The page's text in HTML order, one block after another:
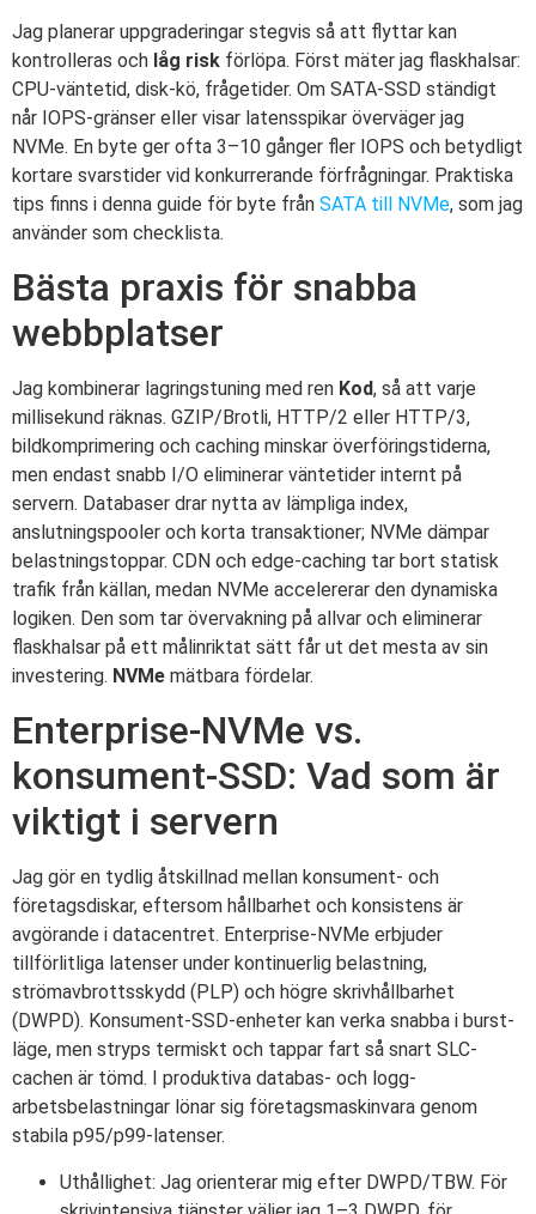
Jag planerar uppgraderingar stegvis så att flyttar kan
kontrolleras och låg risk förlöpa. Först mäter jag flaskhalsar:
CPU-väntetid, disk-kö, frågetider. Om SATA-SSD ständigt
når IOPS-gränser eller visar latensspikar överväger jag
NVMe. En byte ger ofta 3–10 gånger fler IOPS och betydligt
kortare svarstider vid konkurrerande förfrågningar. Praktiska
tips finns i denna guide för byte från SATA till NVMe, som jag
använder som checklista.
Bästa praxis för snabba
webbplatser
Jag kombinerar lagringstuning med ren Kod, så att varje
millisekund räknas. GZIP/Brotli, HTTP/2 eller HTTP/3,
bildkomprimering och caching minskar överföringstiderna,
men endast snabb I/O eliminerar väntetider internt på
servern. Databaser drar nytta av lämpliga index,
anslutningspooler och korta transaktioner; NVMe dämpar
belastningstoppar. CDN och edge-caching tar bort statisk
trafik från källan, medan NVMe accelererar den dynamiska
logiken. Den som tar övervakning på allvar och eliminerar
flaskhalsar på ett målinriktat sätt får ut det mesta av sin
investering. NVMe mätbara fördelar.
Enterprise-NVMe vs.
konsument-SSD: Vad som är
viktigt i servern
Jag gör en tydlig åtskillnad mellan konsument- och
företagsdiskar, eftersom hållbarhet och konsistens är
avgörande i datacentret. Enterprise-NVMe erbjuder
tillförlitliga latenser under kontinuerlig belastning,
strömavbrottsskydd (PLP) och högre skrivhållbarhet
(DWPD). Konsument-SSD-enheter kan verka snabba i burst-
läge, men stryps termiskt och tappar fart så snart SLC-
cachen är tömd. I produktiva databas- och logg-
arbetsbelastningar lönar sig företagsmaskinvara genom
stabila p95/p99-latenser.
Uthållighet: Jag orienterar mig efter DWPD/TBW. För